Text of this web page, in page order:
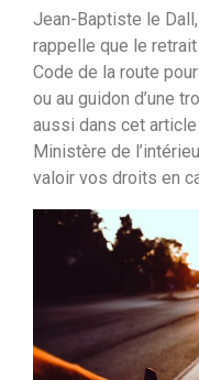
Jean-Baptiste le
rappelle que le
Code de la route
ou au guidon d’une
aussi dans cet
Ministère de
valoir vos droits en